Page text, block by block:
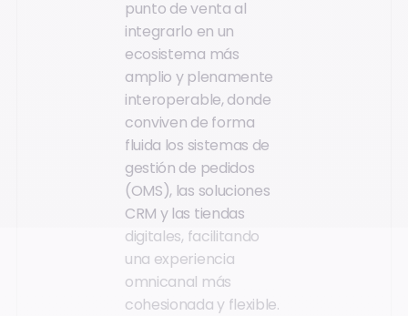
punto de venta al
integrarlo en un
ecosistema más
amplio y plenamente
interoperable, donde
conviven de forma
fluida los sistemas de
gestión de pedidos
(OMS), las soluciones
CRM y las tiendas
digitales, facilitando
una experiencia
omnicanal más
cohesionada y flexible.